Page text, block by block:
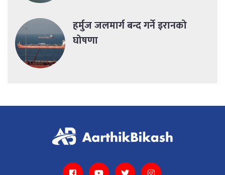
हर्मुज जलमार्ग बन्द गर्ने इरानको
घोषणा